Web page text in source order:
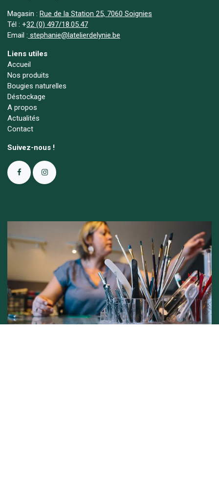
Magasin : Rue de la Station 25, 7060 Soignies
Tél : +32 (0) 497/18.05.47
Email : stephanie@latelierdelynie.be
Liens utiles
Accueil
Nos produits
Bougies naturelles
Déstockage
A propos
Actualités
Contact
Suivez-nous !